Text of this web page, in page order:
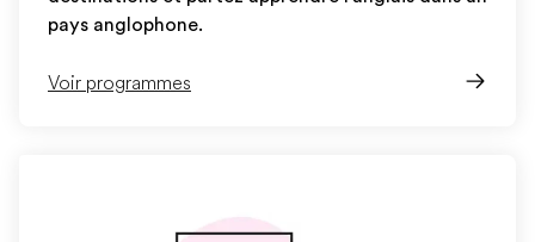
pays anglophone.
Voir programmes